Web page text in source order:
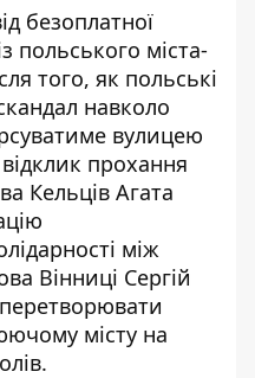
безоплатної
польського міста-
того, як польські
навколо
вулицею
прохання
Кельців Агата
між
Вінниці Сергій
місту на